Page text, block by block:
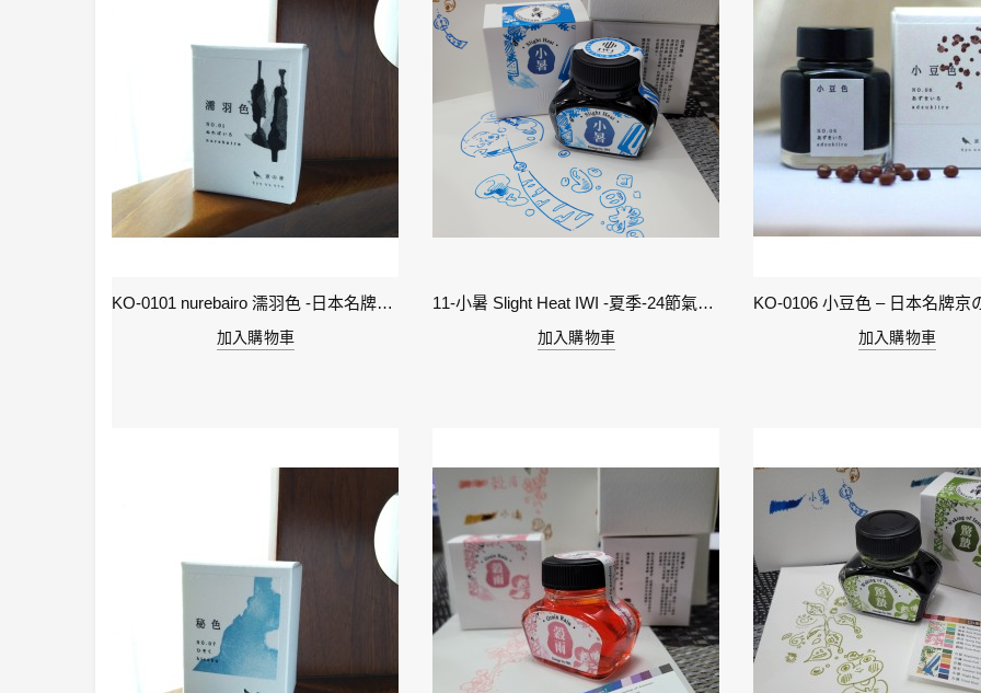
KO-0101 nurebairo 濡羽色 -日本名牌京の音樽裝鋼筆墨水40ml 4573356130012
加入購物車
11-小暑 Slight Heat IWI -夏季-24節氣色澤鋼筆墨水
加入購物車
加入購物車